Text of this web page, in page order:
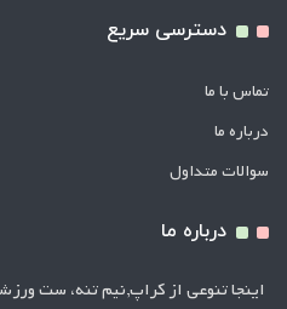
دسترسی سریع
تماس با ما
درباره ما
سوالات متداول
درباره ما
اینجا تنوعی از کراپ,نیم تنه، ست